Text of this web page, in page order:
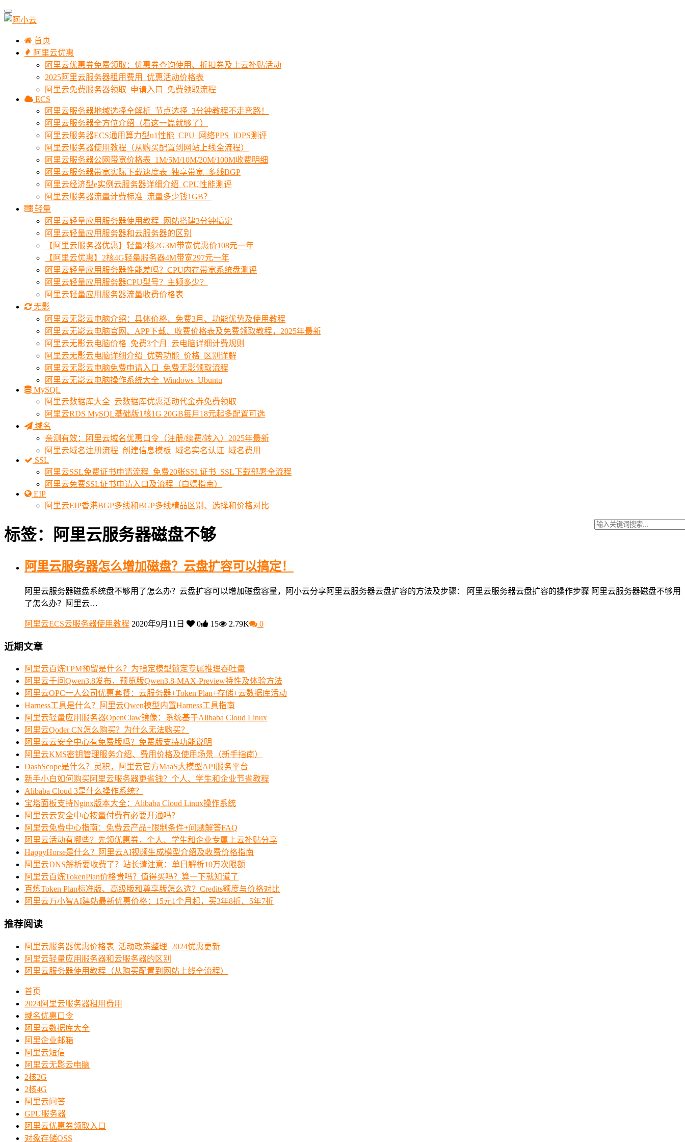
首页
阿里云优惠
阿里云优惠券免费领取：优惠券查询使用、折扣券及上云补贴活动
2025阿里云服务器租用费用_优惠活动价格表
阿里云免费服务器领取_申请入口_免费领取流程
ECS
阿里云服务器地域选择全解析_节点选择_3分钟教程不走弯路！
阿里云服务器全方位介绍（看这一篇就够了）
阿里云服务器ECS通用算力型u1性能_CPU_网络PPS_IOPS测评
阿里云服务器使用教程（从购买配置到网站上线全流程）
阿里云服务器公网带宽价格表_1M/5M/10M/20M/100M收费明细
阿里云服务器带宽实际下载速度表_独享带宽_多线BGP
阿里云经济型e实例云服务器详细介绍_CPU性能测评
阿里云服务器流量计费标准_流量多少钱1GB？
轻量
阿里云轻量应用服务器使用教程_网站搭建3分钟搞定
阿里云轻量应用服务器和云服务器的区别
【阿里云服务器优惠】轻量2核2G3M带宽优惠价108元一年
【阿里云优惠】2核4G轻量服务器4M带宽297元一年
阿里云轻量应用服务器性能差吗？CPU内存带宽系统盘测评
阿里云轻量应用服务器CPU型号？主频多少？
阿里云轻量应用服务器流量收费价格表
无影
阿里云无影云电脑介绍：具体价格、免费3月、功能优势及使用教程
阿里云无影云电脑官网、APP下载、收费价格表及免费领取教程，2025年最新
阿里云无影云电脑价格_免费3个月_云电脑详细计费规则
阿里云无影云电脑详细介绍_优势功能_价格_区别详解
阿里云无影云电脑免费申请入口_免费无影领取流程
阿里云无影云电脑操作系统大全_Windows_Ubuntu
MySQL
阿里云数据库大全_云数据库优惠活动代金券免费领取
阿里云RDS MySQL基础版1核1G 20GB每月18元起多配置可选
域名
亲测有效：阿里云域名优惠口令（注册/续费/转入）2025年最新
阿里云域名注册流程_创建信息模板_域名实名认证_域名费用
SSL
阿里云SSL免费证书申请流程_免费20张SSL证书_SSL下载部署全流程
阿里云免费SSL证书申请入口及流程（白嫖指南）
EIP
阿里云EIP香港BGP多线和BGP多线精品区别、选择和价格对比
标签：阿里云服务器磁盘不够
阿里云服务器怎么增加磁盘？云盘扩容可以搞定！
阿里云服务器磁盘系统盘不够用了怎么办？云盘扩容可以增加磁盘容量，阿小云分享阿里云服务器云盘扩容的方法及步骤： 阿里云服务器云盘扩容的操作步骤 阿里云服务器磁盘不够用
了怎么办？阿里云…
阿里云ECS云服务器使用教程 2020年9月11日 0 15 2.79K 0
近期文章
阿里云百炼TPM预留是什么？为指定模型锁定专属推理吞吐量
阿里云千问Qwen3.8发布，预览版Qwen3.8-MAX-Preview特性及体验方法
阿里云OPC一人公司优惠套餐：云服务器+Token Plan+存储+云数据库活动
Harness工具是什么？阿里云Qwen模型内置Harness工具指南
阿里云轻量应用服务器OpenClaw镜像：系统基于Alibaba Cloud Linux
阿里云Qoder CN怎么购买？为什么无法购买？
阿里云云安全中心有免费版吗？免费版支持功能说明
阿里云KMS密钥管理服务介绍、费用价格及使用场景（新手指南）
DashScope是什么？灵积，阿里云官方MaaS大模型API服务平台
新手小白如何购买阿里云服务器更省钱？个人、学生和企业节省教程
Alibaba Cloud 3是什么操作系统？
宝塔面板支持Nginx版本大全：Alibaba Cloud Linux操作系统
阿里云云安全中心按量付费有必要开通吗？
阿里云免费中心指南：免费云产品+限制条件+问题解答FAQ
阿里云活动有哪些？先领优惠券，个人、学生和企业专属上云补贴分享
HappyHorse是什么？阿里云AI视频生成模型介绍及收费价格指南
阿里云DNS解析要收费了？站长请注意：单日解析10万次限额
阿里云百炼TokenPlan价格贵吗？值得买吗？算一下就知道了
百炼Token Plan标准版、高级版和尊享版怎么选？Credits额度与价格对比
阿里云万小智AI建站最新优惠价格：15元1个月起，买3年8折、5年7折
推荐阅读
阿里云服务器优惠价格表_活动政策整理_2024优惠更新
阿里云轻量应用服务器和云服务器的区别
阿里云服务器使用教程（从购买配置到网站上线全流程）
首页
2024阿里云服务器租用费用
域名优惠口令
阿里云数据库大全
阿里企业邮箱
阿里云短信
阿里云无影云电脑
2核2G
2核4G
阿里云问答
GPU服务器
阿里云优惠券领取入口
对象存储OSS